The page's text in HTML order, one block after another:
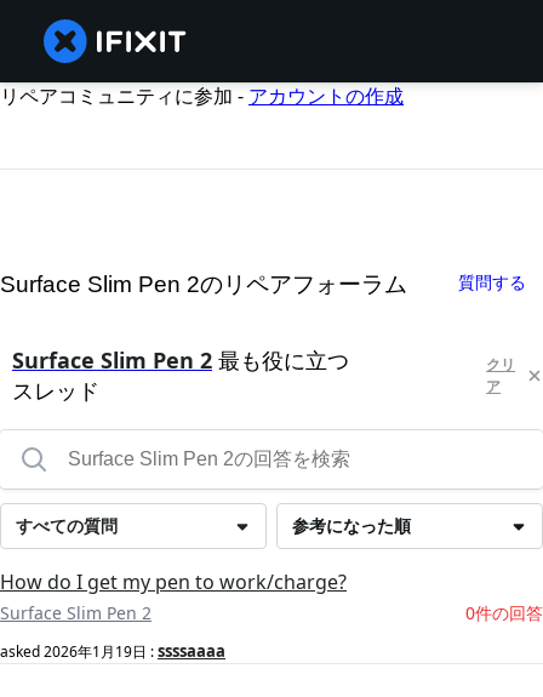
リペアコミュニティに参加 - アカウントの作成
Surface Slim Pen 2のリペアフォーラム 質問する
Surface Slim Pen 2 最も役に立つ
スレッド
クリ
ア
参考になった順
すべての質問
How do I get my pen to work/charge?
Surface Slim Pen 2 0件の回答
asked2026年1月19日 :ssssaaaa